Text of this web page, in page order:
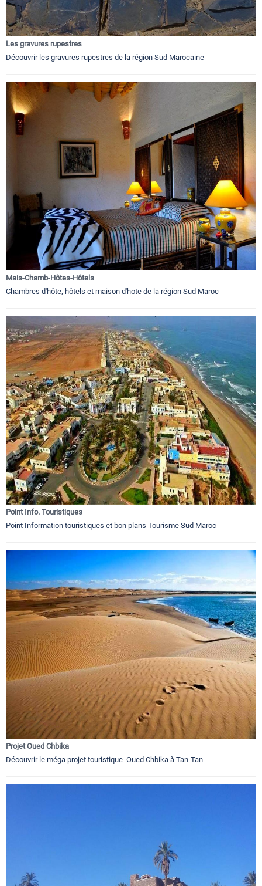
Les gravures rupestres
Découvrir les gravures rupestres de la région Sud Marocaine
Mais-Chamb-Hôtes-Hôtels
Chambres d'hôte, hôtels et maison d'hote de la région Sud Maroc
Point Info. Touristiques
Point Information touristiques et bon plans Tourisme Sud Maroc
Projet Oued Chbika
Découvrir le méga projet touristique Oued Chbika à Tan-Tan